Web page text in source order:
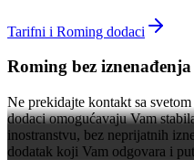
Tarifni i Roming dodaci
Roming bez iznenađenja
Ne prekidajte kontakt sa
dodaci omogućavaju Vam
inostranstvu, bez neprijatnih
dodatak koji Vam odgovara i